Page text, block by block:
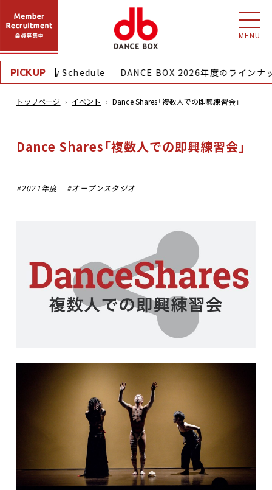
MENU
PICKUP
｜Monthly Schedule DANCE BOX 2026年度のラインナ
トップページ イベント Dance Shares「複数人での即興練習会」
Dance Shares「複数人での即興練習会」
2021年度 オープンスタジオ